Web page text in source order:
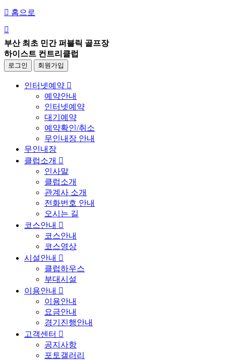
 홈으로

부산 최초 민간 퍼블릭 골프장
하이스트 컨트리클럽
로그인 회원가입
인터넷예약 
예약안내
인터넷예약
대기예약
예약확인/취소
무인내장 안내
무인내장
클럽소개 
인사말
클럽소개
관계사 소개
전화번호 안내
오시는 길
코스안내 
코스안내
코스영상
시설안내 
클럽하우스
부대시설
이용안내 
이용안내
요금안내
경기진행안내
고객센터 
공지사항
포토갤러리